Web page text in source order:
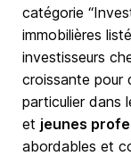
catégorie
immobilières
investisseurs
croissante pour
particulier dans
et jeunes
abordables et